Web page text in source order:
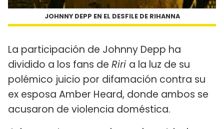
JOHNNY DEPP EN EL DESFILE DE RIHANNA
La participación de Johnny Depp ha
dividido a los fans de Riri a la luz de su
polémico juicio por difamación contra su
ex esposa Amber Heard, donde ambos se
acusaron de violencia doméstica.